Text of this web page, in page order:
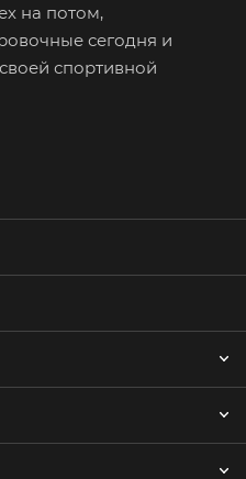
на потом,
сегодня и
спортивной